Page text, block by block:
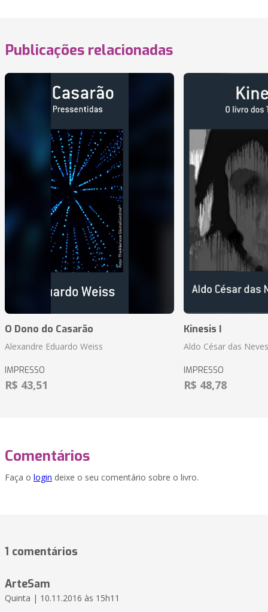
Publicações relacionadas
O Dono do Casarão
Alexandre Eduardo Weiss
IMPRESSO
R$ 43,51
Kinesis I
Aldo César das
IMPRESSO
R$ 48,78
Comentários
Faça o login deixe o seu comentário sobre o livro.
1 comentários
ArteSam
Quinta | 10.11.2016 às 15h11